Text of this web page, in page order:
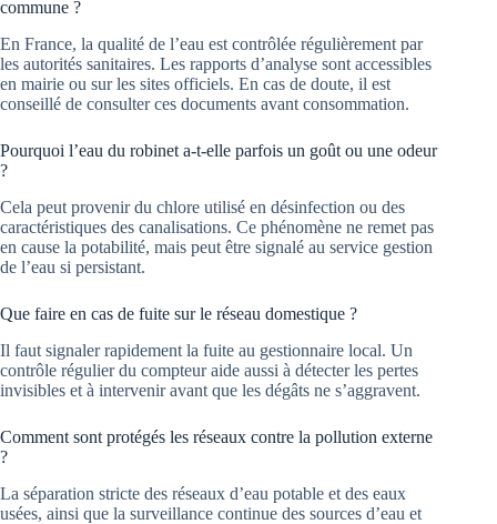
commune ?
En France, la qualité de l’eau est contrôlée régulièrement par
les autorités sanitaires. Les rapports d’analyse sont accessibles
en mairie ou sur les sites officiels. En cas de doute, il est
conseillé de consulter ces documents avant consommation.
Pourquoi l’eau du robinet a-t-elle parfois un goût ou une odeur
?
Cela peut provenir du chlore utilisé en désinfection ou des
caractéristiques des canalisations. Ce phénomène ne remet pas
en cause la potabilité, mais peut être signalé au service gestion
de l’eau si persistant.
Que faire en cas de fuite sur le réseau domestique ?
Il faut signaler rapidement la fuite au gestionnaire local. Un
contrôle régulier du compteur aide aussi à détecter les pertes
invisibles et à intervenir avant que les dégâts ne s’aggravent.
Comment sont protégés les réseaux contre la pollution externe
?
La séparation stricte des réseaux d’eau potable et des eaux
usées, ainsi que la surveillance continue des sources d’eau et